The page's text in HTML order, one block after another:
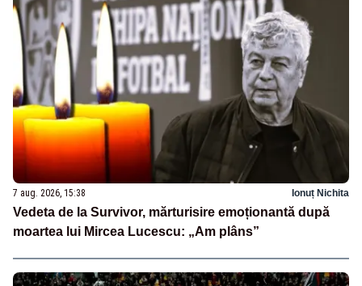
7 aug. 2026, 15:38 Ionuț Nichita
Vedeta de la Survivor, mărturisire emoționantă după
moartea lui Mircea Lucescu: „Am plâns”